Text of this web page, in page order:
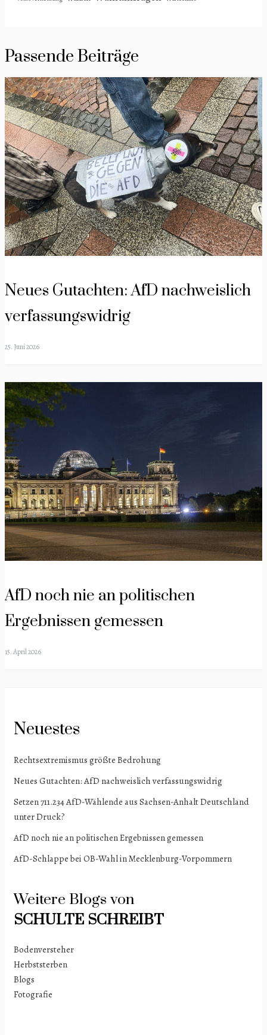
Passende Beiträge
Neues Gutachten: AfD nachweislich
verfassungswidrig
25. Juni 2026
AfD noch nie an politischen
Ergebnissen gemessen
15. April 2026
Neuestes
Rechtsextremismus größte Bedrohung
Neues Gutachten: AfD nachweislich verfassungswidrig
Setzen 711.234 AfD-Wählende aus Sachsen-Anhalt Deutschland
unter Druck?
AfD noch nie an politischen Ergebnissen gemessen
AfD-Schlappe bei OB-Wahl in Mecklenburg-Vorpommern
Weitere Blogs von
SCHULTE SCHREIBT
Bodenversteher
Herbststerben
Blogs
Fotografie